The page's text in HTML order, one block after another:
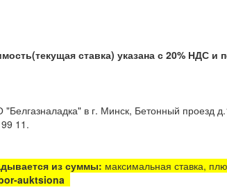
ставка) указана с 20% НДС и
в г. Минск, Бетонный проезд
11.
из суммы: максимальная ставка,
auktsiona